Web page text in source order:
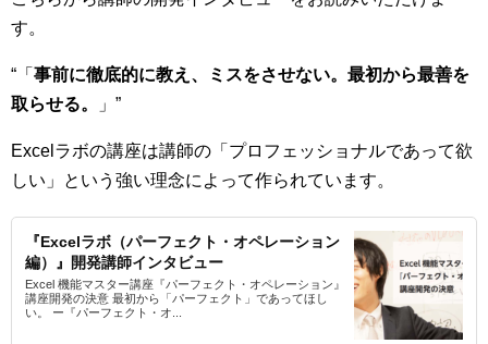
す。
“「 事前に徹底的に教え、ミスをさせない。最初から最善を
取らせる。
」”
Excelラボの講座は講師の「プロフェッショナルであって欲
しい」という強い理念によって作られています。
『Excelラボ（パーフェクト・オペレーション
編）』開発講師インタビュー
Excel 機能マスター講座『パーフェクト・オペレーション』
講座開発の決意 最初から「パーフェクト」であってほし
い。 ー『パーフェクト・オ...